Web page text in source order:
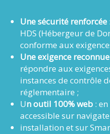
Une sécurité renforcée
HDS (Hébergeur de
conforme aux
Une exigence reconnue
répondre aux
instances de contrôle
réglementaire ;
Un outil 100% web :
accessible sur
installation et sur